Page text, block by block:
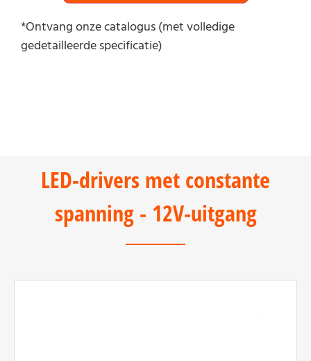
*Ontvang onze catalogus (met volledige
gedetailleerde specificatie)
LED-drivers met constante
spanning - 12V-uitgang